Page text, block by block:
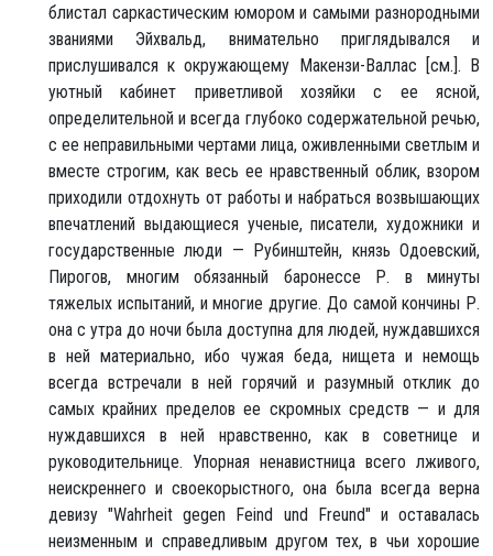
блистал саркастическим юмором и самыми разнородными
званиями Эйхвальд, внимательно приглядывался и
прислушивался к окружающему Макензи-Валлас [см.]. В
уютный кабинет приветливой хозяйки с ее ясной,
определительной и всегда глубоко содержательной речью,
с ее неправильными чертами лица, оживленными светлым и
вместе строгим, как весь ее нравственный облик, взором
приходили отдохнуть от работы и набраться возвышающих
впечатлений выдающиеся ученые, писатели, художники и
государственные люди — Рубинштейн, князь Одоевский,
Пирогов, многим обязанный баронессе Р. в минуты
тяжелых испытаний, и многие другие. До самой кончины Р.
она с утра до ночи была доступна для людей, нуждавшихся
в ней материально, ибо чужая беда, нищета и немощь
всегда встречали в ней горячий и разумный отклик до
самых крайних пределов ее скромных средств — и для
нуждавшихся в ней нравственно, как в советнице и
руководительнице. Упорная ненавистница всего лживого,
неискреннего и своекорыстного, она была всегда верна
девизу "Wahrheit gegen Feind und Freund" и оставалась
неизменным и справедливым другом тех, в чьи хорошие